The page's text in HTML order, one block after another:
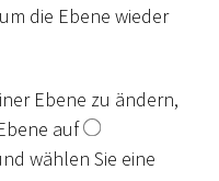
die Ebene wieder
Ebene zu ändern,
auf
wählen Sie eine